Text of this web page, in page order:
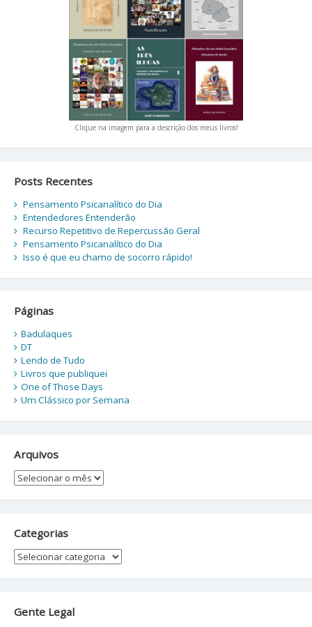
Clique na imagem para a descrição dos meus livros!
Posts Recentes
Pensamento Psicanalítico do Dia
Entendedores Entenderão
Recurso Repetitivo de Repercussão Geral
Pensamento Psicanalítico do Dia
Isso é que eu chamo de socorro rápido!
Páginas
Badulaques
DT
Lendo de Tudo
Livros que publiquei
One of Those Days
Um Clássico por Semana
Arquivos
Arquivos
Categorias
Categorias
Gente Legal